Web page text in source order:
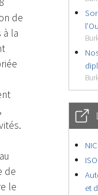
de
la
de
le
et